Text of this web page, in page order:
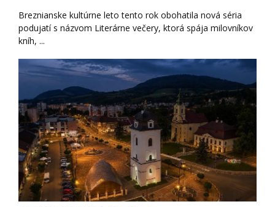
Breznianske kultúrne leto tento rok obohatila nová séria
podujatí s názvom Literárne večery, ktorá spája milovníkov
kníh, ...